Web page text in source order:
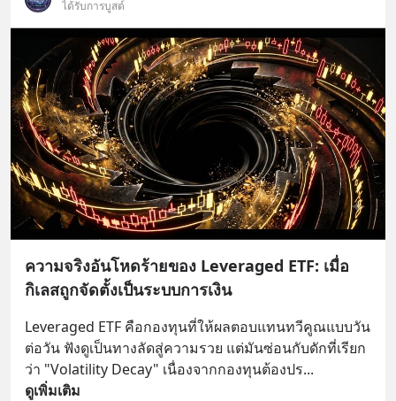
ได้รับการบูสต์
ความจริงอันโหดร้ายของ Leveraged ETF: เมื่อ
กิเลสถูกจัดตั้งเป็นระบบการเงิน
Leveraged ETF คือกองทุนที่ให้ผลตอบแทนทวีคูณแบบวัน
ต่อวัน ฟังดูเป็นทางลัดสู่ความรวย แต่มันซ่อนกับดักที่เรียก
ว่า "Volatility Decay" เนื่องจากกองทุนต้องปร...
ดูเพิ่มเติม